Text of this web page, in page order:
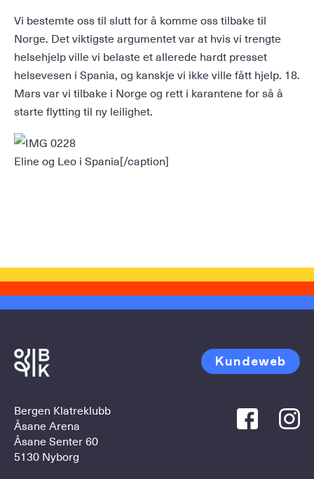
Vi bestemte oss til slutt for å komme oss tilbake til
Norge. Det viktigste argumentet var at hvis vi trengte
helsehjelp ville vi belaste et allerede hardt presset
helsevesen i Spania, og kanskje vi ikke ville fått hjelp. 18.
Mars var vi tilbake i Norge og rett i karantene for så å
starte flytting til ny leilighet.
Eline og Leo i Spania[/caption]
Bergen Klatreklubb
Åsane Arena
Åsane Senter 60
5130 Nyborg
Kundeweb